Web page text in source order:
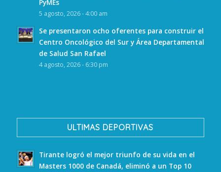
PyMEs
5 agosto, 2026 - 4:00 am
Se presentaron ocho oferentes para construir el
Centro Oncológico del Sur y Área Departamental
de Salud San Rafael
4 agosto, 2026 - 6:30 pm
ULTIMAS DEPORTIVAS
Tirante logró el mejor triunfo de su vida en el
Masters 1000 de Canadá, eliminó a un Top 10